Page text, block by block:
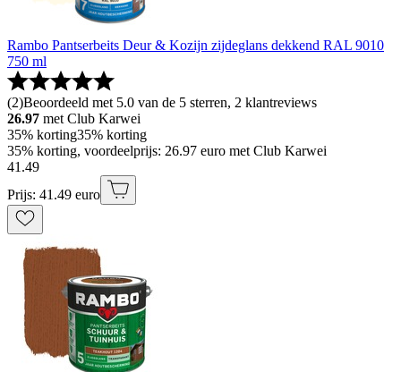
Rambo Pantserbeits Deur & Kozijn zijdeglans dekkend RAL 9010
750 ml
(2)Beoordeeld met 5.0 van de 5 sterren, 2 klantreviews
26.97 met Club Karwei
35% korting35% korting
35% korting, voordeelprijs: 26.97 euro met Club Karwei
41 .49
Prijs: 41.49 euro